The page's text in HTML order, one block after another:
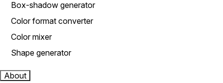
Box-shadow generator
Color format converter
Color mixer
Shape generator
About